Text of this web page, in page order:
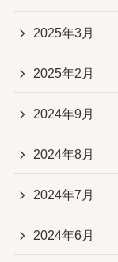
2025年3月
2025年2月
2024年9月
2024年8月
2024年7月
2024年6月